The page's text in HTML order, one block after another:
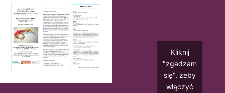
Kliknij
"zgadzam
się", żeby
włączyć